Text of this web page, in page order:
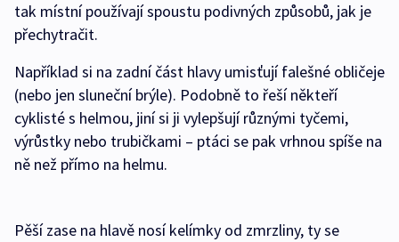
tak místní používají spoustu podivných způsobů, jak je
přechytračit.
Například si na zadní část hlavy umisťují falešné obličeje
(nebo jen sluneční brýle). Podobně to řeší někteří
cyklisté s helmou, jiní si ji vylepšují různými tyčemi,
výrůstky nebo trubičkami – ptáci se pak vrhnou spíše na
ně než přímo na helmu.
Pěší zase na hlavě nosí kelímky od zmrzliny, ty se